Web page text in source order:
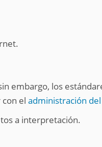
embargo, los
el administración
a interpretación.